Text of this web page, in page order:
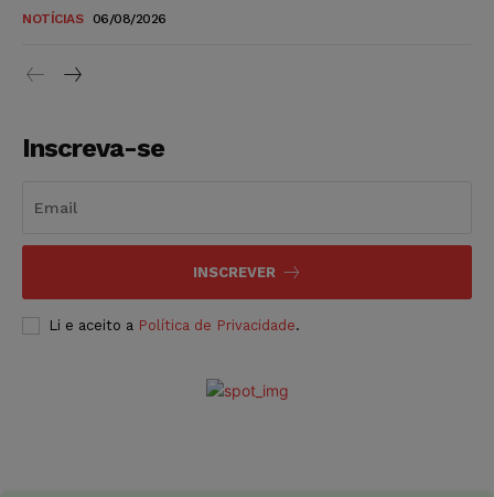
NOTÍCIAS 06/08/2026
Inscreva-se
INSCREVER
Li e aceito a Política de Privacidade.